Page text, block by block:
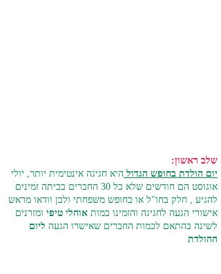
שלב ראשון:
יום הולדת בחופש הגדול היא חגיגה אינטימית יותר, יולי
אוגוסט הם חודשים שלא כל 30 החברים בכיתה זמינים
להגיע , חלק בחו"ל או בחופש משפחתי ולכן וודאו מראש
אישורי הגעה לחגיגה והזמינו כמות אוהלי טיפי ומזרנים
לשינה בהתאם לכמות החברים שאישרו הגעה ליום
ההולדת